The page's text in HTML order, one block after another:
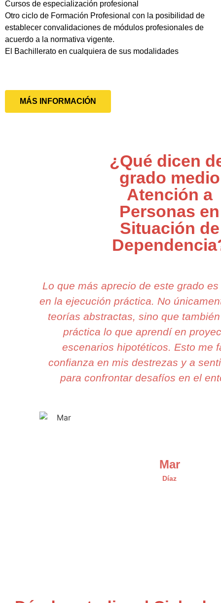
Cursos de especialización profesional
Otro ciclo de Formación Profesional con la posibilidad de
establecer convalidaciones de módulos profesionales de
acuerdo a la normativa vigente.
El Bachillerato en cualquiera de sus modalidades
MÁS INFORMACIÓN
¿Qué dicen
grado medio
Atención a
Personas en
Situación de
Lo que más aprecio de este grado
en la ejecución práctica. No
teorías abstractas, sino que
práctica lo que aprendí en
escenarios hipotéticos. Esto me
confianza en mis destrezas y a
para confrontar desafíos en el
Mar
Díaz